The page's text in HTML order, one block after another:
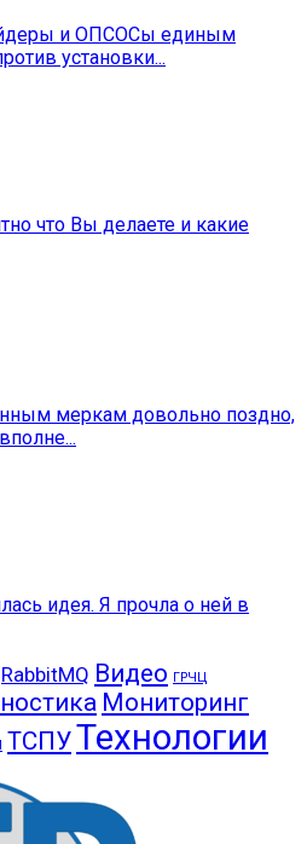
и ОПСОСы единым
установки...
что Вы делаете и какие
меркам довольно поздно,
идея. Я прочла о ней в
RabbitMQ Видео ГРЧЦ
Мониторинг
ТСПУТехнологии